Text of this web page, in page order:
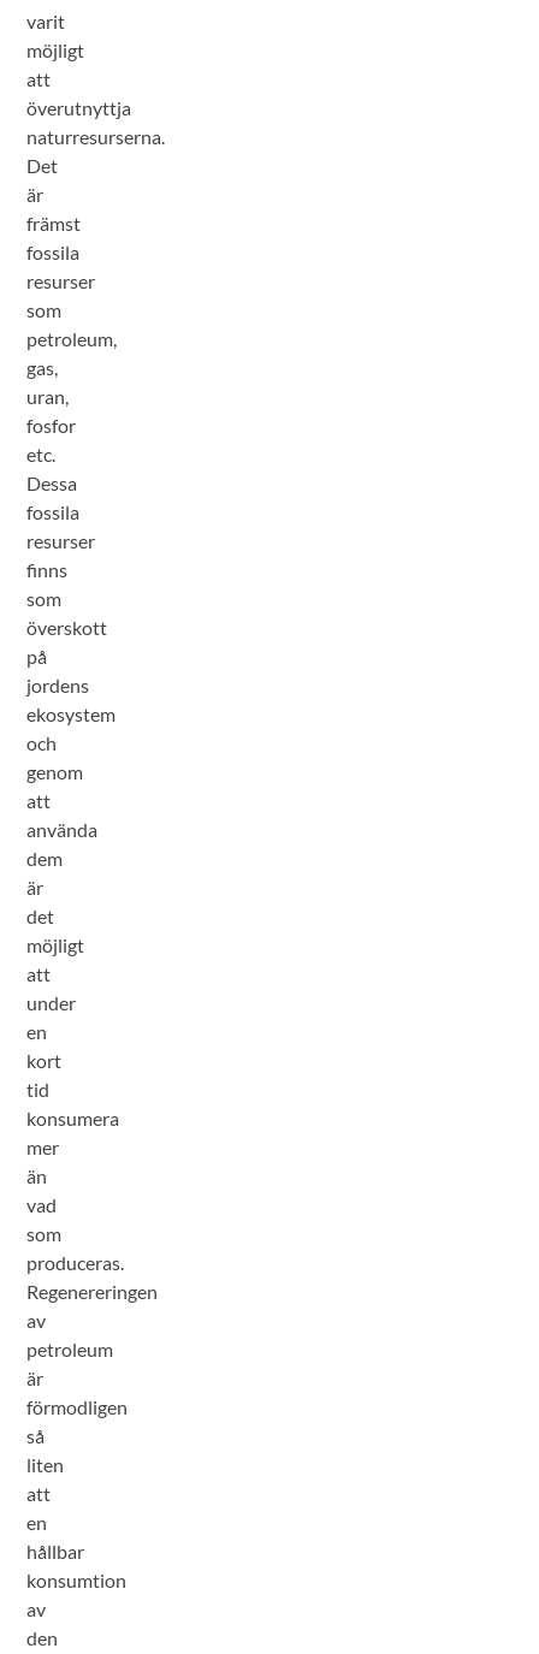
varit
möjligt
att
överutnyttja
naturresurserna.
Det
är
främst
fossila
resurser
som
petroleum,
gas,
uran,
fosfor
etc.
Dessa
fossila
resurser
finns
som
överskott
på
jordens
ekosystem
och
genom
att
använda
dem
är
det
möjligt
att
under
en
kort
tid
konsumera
mer
än
vad
som
produceras.
Regenereringen
av
petroleum
är
förmodligen
så
liten
att
en
hållbar
konsumtion
av
den